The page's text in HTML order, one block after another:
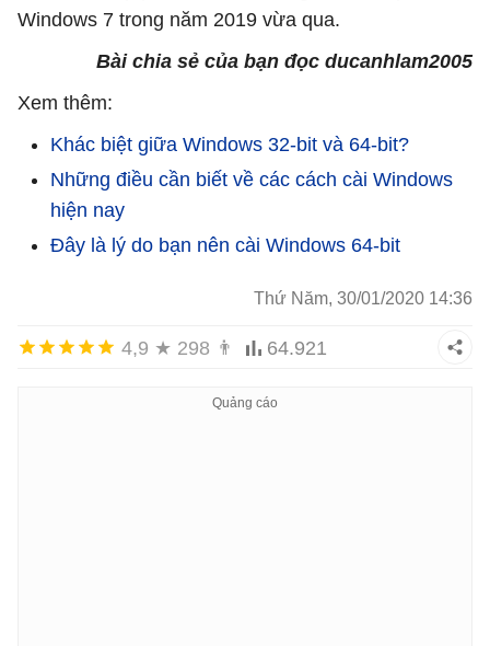
Windows 7 trong năm 2019 vừa qua.
Bài chia sẻ của bạn đọc ducanhlam2005
Xem thêm:
Khác biệt giữa Windows 32-bit và 64-bit?
Những điều cần biết về các cách cài Windows
hiện nay
Đây là lý do bạn nên cài Windows 64-bit
Thứ Năm, 30/01/2020 14:36
4,9 ★ 298 👨 64.921